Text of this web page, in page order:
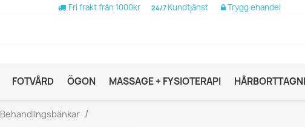
Fri frakt från 1000kr 24/7 Kundtjänst Trygg ehandel
FOTVÅRD ÖGON MASSAGE + FYSIOTERAPI
Behandlingsbänkar